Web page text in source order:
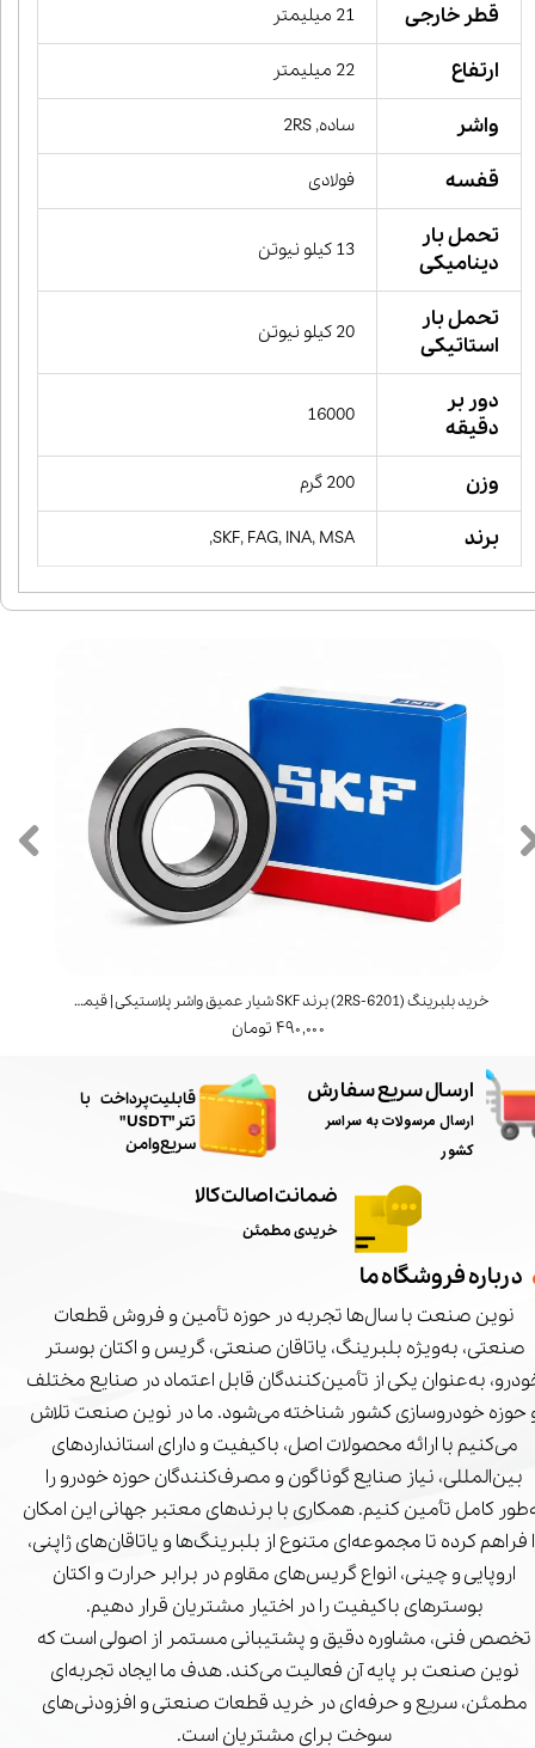
قطر خارجی 21 میلیمتر
ارتفاع 22 میلیمتر
واشر ساده, 2RS
قفسه فولادی
تحمل بار
دینامیکی
13 کیلو نیوتن
تحمل بار
استاتیکی
20 کیلو نیوتن
دور بر
دقیقه
16000
وزن 200 گرم
برند SKF, FAG, INA, MSA,
خرید بلبرینگ (6201‑2RS) برند SKF شیار عمیق واشر پلاستیکی | قیمت و مشخصات
۴۹۰,۰۰۰ تومان
ارسال سریع سفارش
ارسال مرسولات به سراسر
کشور
ضمانت اصالت کالا
خریدی مطمئن
درباره فروشگاه ما
نوین صنعت با سال‌ها تجربه در حوزه تأمین و فروش قطعات
صنعتی، به‌ویژه بلبرینگ، یاتاقان صنعتی، گریس و اکتان بوستر
به‌عنوان یکی از تأمین‌کنندگان قابل اعتماد در صنایع مختلف
حوزه خودروسازی کشور شناخته می‌شود. ما در نوین صنعت تلاش
می‌کنیم با ارائه محصولات اصل، باکیفیت و دارای استانداردهای
بین‌المللی، نیاز صنایع گوناگون و مصرف‌کنندگان حوزه خودرو را
کامل تأمین کنیم. همکاری با برندهای معتبر جهانی این امکان
فراهم کرده تا مجموعه‌ای متنوع از بلبرینگ‌ها و یاتاقان‌های ژاپنی،
اروپایی و چینی، انواع گریس‌های مقاوم در برابر حرارت و اکتان
بوسترهای باکیفیت را در اختیار مشتریان قرار دهیم.
تخصص فنی، مشاوره دقیق و پشتیبانی مستمر از اصولی است که
نوین صنعت بر پایه آن فعالیت می‌کند. هدف ما ایجاد تجربه‌ای
مطمئن، سریع و حرفه‌ای در خرید قطعات صنعتی و افزودنی‌های
سوخت برای مشتریان است.
​قابلیت پرداخت با
تتر"USDT"
سریع و امن